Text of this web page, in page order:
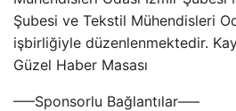
Şubesi ve Tekstil Mühendisleri
işbirliğiyle düzenlenmektedir.
Güzel Haber Masası
—–Sponsorlu Bağlantılar—–